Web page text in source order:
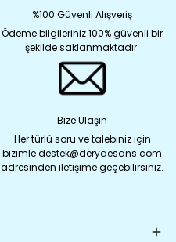
%100 Güvenli Alışveriş
Ödeme bilgileriniz 100% güvenli bir
şekilde saklanmaktadır.
Bize Ulaşın
Her türlü soru ve talebiniz için
bizimle destek@deryaesans.com
adresinden iletişime geçebilirsiniz.